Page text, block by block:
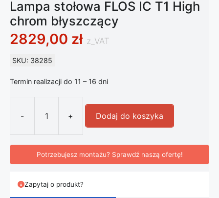
Lampa stołowa FLOS IC T1 High
chrom błyszczący
2829,00 zł z_VAT
SKU: 38285
Termin realizacji do 11 – 16 dni
-
ilość Lampa stołowa FLOS IC T1
+ Dodaj do koszyka
Potrzebujesz montażu? Sprawdź naszą ofertę!
Zapytaj o produkt?